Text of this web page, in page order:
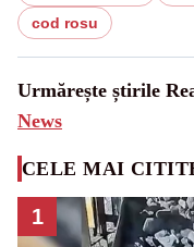
cod rosu
Urmărește știrile
News
CELE MAI
1